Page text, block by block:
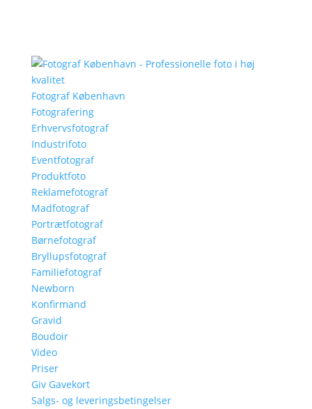
Fotograf København
Fotografering
Erhvervsfotograf
Industrifoto
Eventfotograf
Produktfoto
Reklamefotograf
Madfotograf
Portrætfotograf
Børnefotograf
Bryllupsfotograf
Familiefotograf
Newborn
Konfirmand
Gravid
Boudoir
Video
Priser
Giv Gavekort
Salgs- og leveringsbetingelser